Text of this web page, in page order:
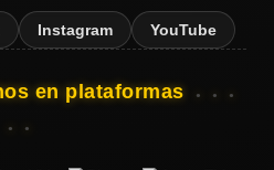
Instagram YouTube
en plataformas